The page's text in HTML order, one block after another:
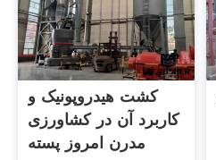
کشت هیدروپونیک و
کاربرد آن در کشاورزی
مدرن امروز پسته